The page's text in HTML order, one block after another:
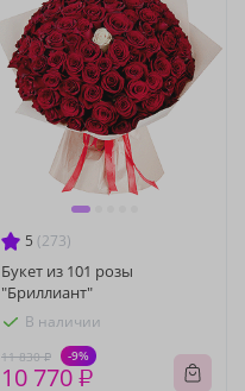
5 (273)
Букет из 101 розы
"Бриллиант"
В наличии
11 830 ₽ -9%
10 770 ₽